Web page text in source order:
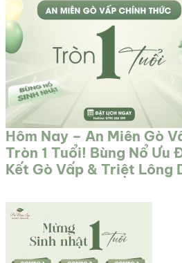
Hôm Nay – An Miên Gò
Tròn 1 Tuổi! Bùng Nổ Ưu
Kết Gò Vấp & Triệt Lông